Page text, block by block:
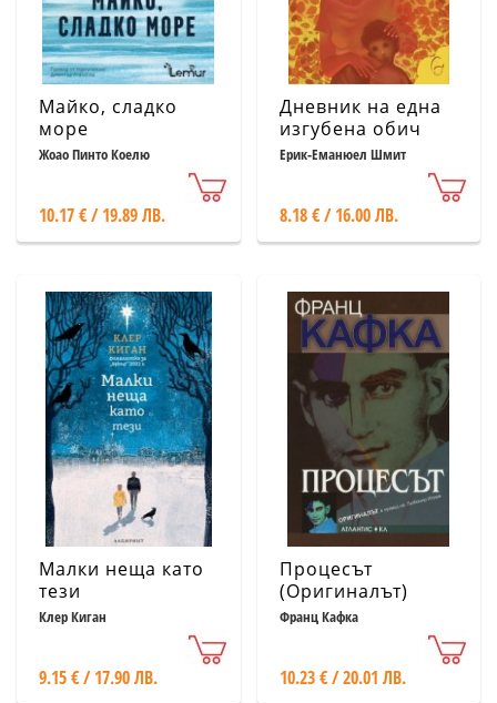
Майко, сладко
море
Жоао Пинто Коелю
10.17 € / 19.89 ЛВ.
Дневник на една
изгубена обич
Ерик-Еманюел Шмит
8.18 € / 16.00 ЛВ.
Малки неща като
тези
Клер Киган
9.15 € / 17.90 ЛВ.
Процесът
(Оригиналът)
Франц Кафка
10.23 € / 20.01 ЛВ.